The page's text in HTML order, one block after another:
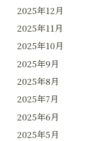
2025年12月
2025年11月
2025年10月
2025年9月
2025年8月
2025年7月
2025年6月
2025年5月